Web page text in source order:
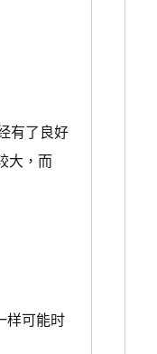
有了良好
大，而
样可能时